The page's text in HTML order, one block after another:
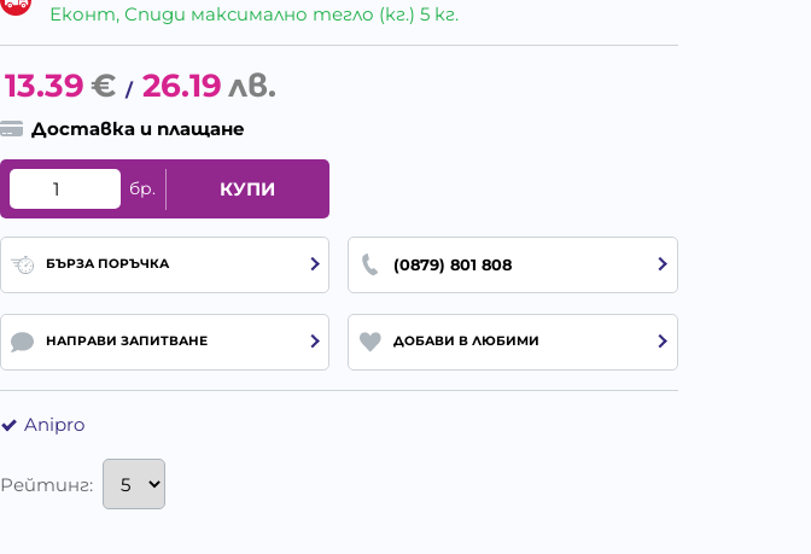
Еконт, Спиди максимално тегло (кг.) 5 кг.
13.39€ / 26.19лв.
Доставка и плащане
бр. КУПИ
БЪРЗА ПОРЪЧКА (0879) 801 808
НАПРАВИ ЗАПИТВАНЕ ДОБАВИ В ЛЮБИМИ
Anipro
Рейтинг: